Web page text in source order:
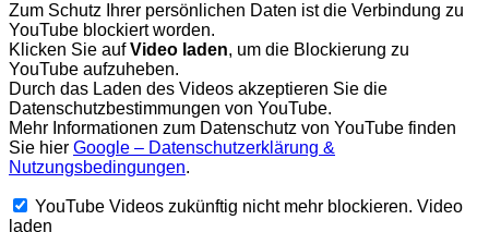
Zum Schutz Ihrer persönlichen Daten ist die Verbindung zu
YouTube blockiert worden.
Klicken Sie aufVideo laden, um die Blockierung zu
YouTube aufzuheben.
Durch das Laden des Videos akzeptieren Sie die
Datenschutzbestimmungen von YouTube.
Mehr Informationen zum Datenschutz von YouTube finden
Sie hier Google – Datenschutzerklärung &
Nutzungsbedingungen.
YouTube Videos zukünftig nicht mehr blockieren. Video
laden